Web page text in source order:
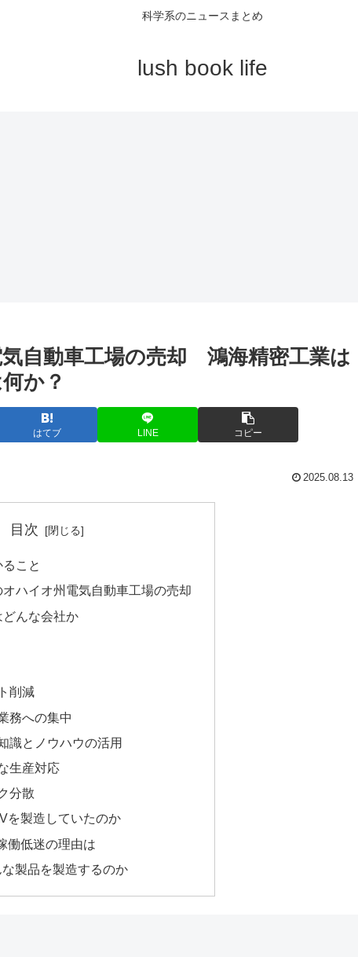
科学系のニュースまとめ
lush book life
自動車工場の売却 鴻海精密工業は
か？
はてブ LINE コピー
2025.08.13
目次
こと
ハイオ州電気自動車工場の売却
んな会社か
削減
務への集中
識とノウハウの活用
生産対応
分散
を製造していたのか
働低迷の理由は
製品を製造するのか